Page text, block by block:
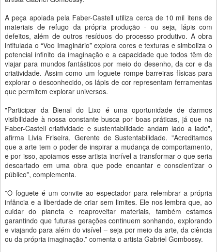
A peça apoiada pela Faber-Castell utiliza cerca de 10 mil itens de
materiais de refugo da própria produção - ou seja, lápis com
defeitos, além de outros resíduos do processo produtivo. A obra
intitulada o “Voo Imaginário” explora cores e texturas e simboliza o
potencial infinito da imaginação e a capacidade que todos têm de
viajar para mundos fantásticos por meio do desenho, da cor e da
criatividade. Assim como um foguete rompe barreiras físicas para
explorar o desconhecido, os lápis de cor representam ferramentas
que permitem explorar universos.
"Participar da Bienal do Lixo é uma oportunidade de darmos
visibilidade à nossa constante busca por boas práticas, já que na
Faber-Castell criatividade e sustentabilidade andam lado a lado",
afirma Livia Friseira, Gerente de Sustentabilidade. "Acreditamos
que a arte tem o poder de inspirar a mudança de comportamento,
e por isso, apoiamos esse artista incrível a transformar o que seria
descartado em uma obra que pode encantar e conscientizar o
público”, complementa.
”O foguete é um convite ao espectador para relembrar a própria
infância e a liberdade de criar sem limites. Ele nos lembra que, ao
cuidar do planeta e reaproveitar materiais, também estamos
garantindo que futuras gerações continuem sonhando, explorando
e viajando para além do visível – seja por meio da arte, da ciência
ou da própria imaginação.” comenta o artista Gabriel Gombossy.